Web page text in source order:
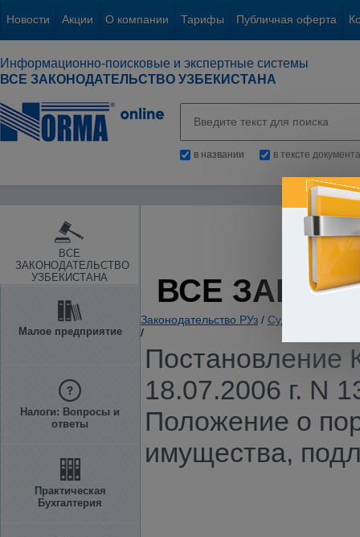
Новости Акции О компании Тарифы Публичная оферта
Информационно-поисковые и экспертные системы
ВСЕ ЗАКОНОДАТЕЛЬСТВО УЗБЕКИСТАНА
в названии в тексте документа
ВСЕ
ЗАКОНОДАТЕЛЬСТВО
УЗБЕКИСТАНА
Малое предприятие
Налоги: Вопросы и
ответы
Практическая
Бухгалтерия
ВСЕ
Законодательство РУз / Судебная
/
Постановление
18.07.2006 г. N
Положение о
имущества,